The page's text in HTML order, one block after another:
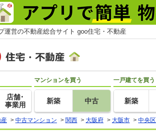
運営の不動産総合サイト goo住宅・不動産
店舗･
事業用
マンションを買う
新築 中古
一戸建てを買う
新築
> 中古マンション > 関西 > 大阪府 > 大阪市 > 中央区